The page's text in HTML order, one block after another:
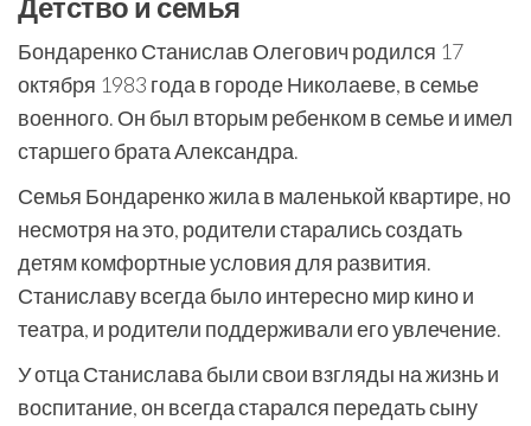
Бондаренко Станислав Олегович родился 17
октября 1983 года в городе Николаеве, в семье
военного. Он был вторым ребенком в семье и имел
старшего брата Александра.
Семья Бондаренко жила в маленькой квартире, но
несмотря на это, родители старались создать
детям комфортные условия для развития.
Станиславу всегда было интересно мир кино и
театра, и родители поддерживали его увлечение.
У отца Станислава были свои взгляды на жизнь и
воспитание, он всегда старался передать сыну